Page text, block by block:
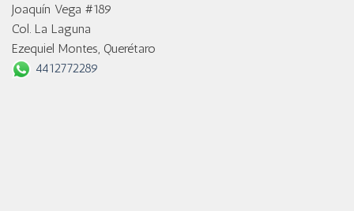
Joaquín Vega #189
Col. La Laguna
Ezequiel Montes, Querétaro
4412772289